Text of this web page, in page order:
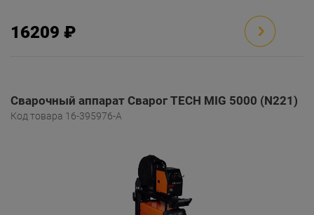
16209 ₽
Сварочный аппарат Сварог TECH MIG 5000 (N221)
Код товара 16-395976-A